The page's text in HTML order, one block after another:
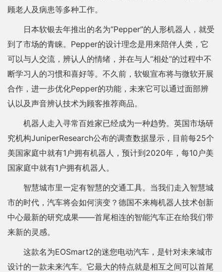
顾老人及病患等多种工作。
日本软银去年推出的名为“Pepper”的人形机器人，就受
到了市场的青睐。Pepper的设计理念是用来陪伴人类，它
可以与人交流，辨认人的情绪，并在与人“相处”的过程中不
断学习人的习惯和喜好等。不久前，软银宣布将与微软开展
合作，进一步优化Pepper的功能，未来它可以通过面部辨
认以及声音辨认技术为顾客推荐商品。
机器人走入寻常百姓家已经成为一种趋势。英国市场研
究机构JuniperResearch公布的调查数据显示，目前每25个
美国家庭中就有1户拥有机器人，预计到2020年，每10户美
国家庭中就有1户拥有机器人。
智慧城市里一定有智慧的交通工具。当我们走入智慧城
市的时代，汽车将会如何演变？德国不来梅机器人技术创新
中心最新的研究成果——首尾相连的智能汽车正在给我们带
来新的灵感。
这款名为EOSmart2的迷您电动汽车，是针对未来城市
设计的一款未来汽车。它最大的特点就是相互之间可以首尾